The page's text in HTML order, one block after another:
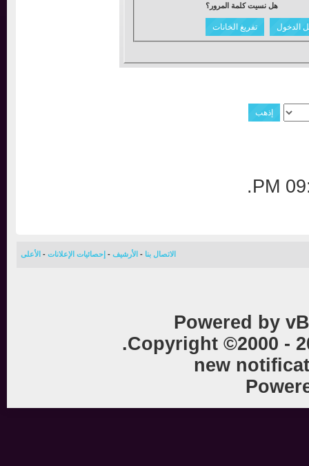
هل نسيت كلمة المرور؟
.
الاتصال بنا- الأرشيف-إحصائيات الإعلانات-الأعلى
Powered by
Copyright ©2000 -
new